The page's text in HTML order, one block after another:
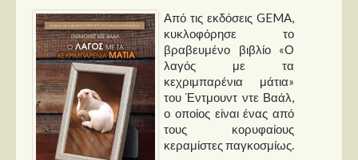
Από τις εκδόσεις GEMA,
κυκλοφόρησε το
βραβευμένο βιβλίο «Ο
λαγός με τα
κεχριμπαρένια μάτια»
του Έντμουντ ντε Βαάλ,
ο οποίος είναι ένας από
τους κορυφαίους
κεραμίστες παγκοσμίως.